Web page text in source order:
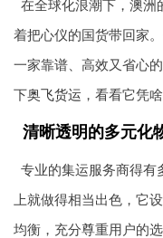
在全球化浪潮下，澳洲
着把心仪的国货带回家
一家靠谱、高效又省心
下奥飞货运 ，看看它凭
清晰透明的多元化
专业的集运服务商得有
上就做得相当出色，它
均衡，充分尊重用户的